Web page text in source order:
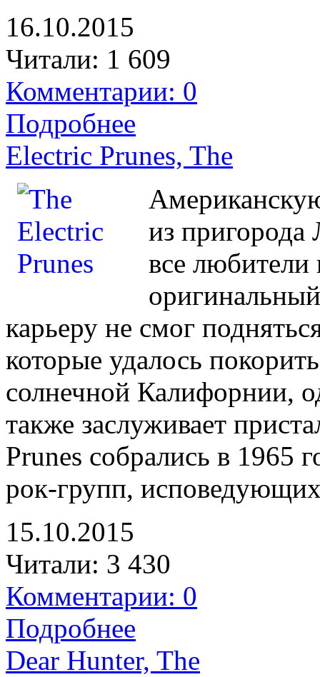
16.10.2015
Читали: 1 609
Комментарии: 0
Подробнее
Electric Prunes, The
из пригорода
все любители
карьеру не смог
которые удалось
солнечной Калифорнии,
также заслуживает
Prunes собрались в 1965
рок-групп,
15.10.2015
Читали: 3 430
Комментарии: 0
Подробнее
Dear Hunter, The